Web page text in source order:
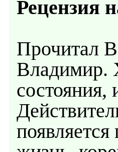
Рецензия
Прочитал
Владимир.
состояния,